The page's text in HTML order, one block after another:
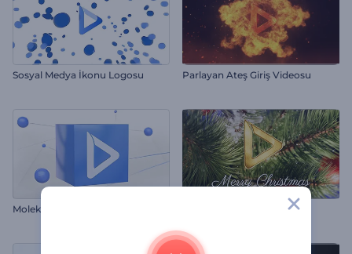
Sosyal Medya İkonu Logosu Parlayan Ateş Giriş Videosu
Moleküler Küp Logo Işıltılı Noel Süsleri İntro